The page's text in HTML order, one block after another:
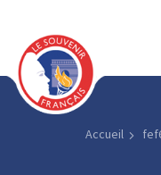
Accueil